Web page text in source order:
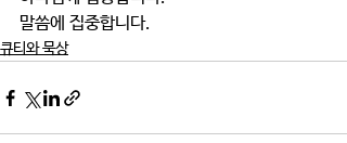
말씀에 집중합니다.
큐티와 묵상